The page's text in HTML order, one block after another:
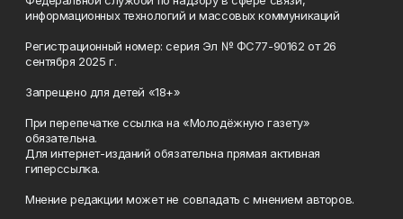
информационных технологий и массовых коммуникаций
Регистрационный номер: серия Эл № ФС77-90162 от 26
сентября 2025 г.
Запрещено для детей «18+»
При перепечатке ссылка на «Молодёжную газету»
обязательна.
Для интернет-изданий обязательна прямая активная
гиперссылка.
Мнение редакции может не совпадать с мнением авторов.